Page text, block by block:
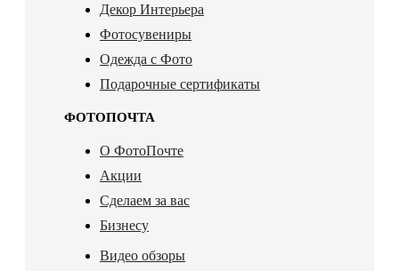
Декор Интерьера
Фотосувениры
Одежда с Фото
Подарочные сертификаты
ФОТОПОЧТА
О ФотоПочте
Акции
Сделаем за вас
Бизнесу
Видео обзоры